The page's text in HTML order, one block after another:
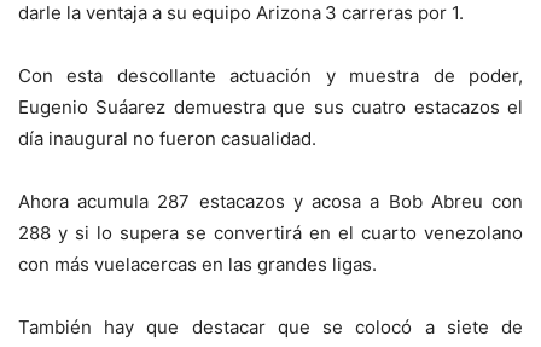
darle la ventaja a su equipo Arizona 3 carreras por 1.
Con esta descollante actuación y muestra de poder,
Eugenio Suáarez demuestra que sus cuatro estacazos el
día inaugural no fueron casualidad.
Ahora acumula 287 estacazos y acosa a Bob Abreu con
288 y si lo supera se convertirá en el cuarto venezolano
con más vuelacercas en las grandes ligas.
También hay que destacar que se colocó a siete de